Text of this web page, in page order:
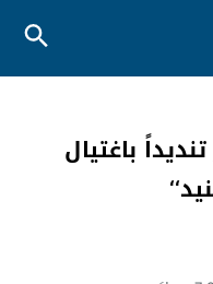
باغتيال